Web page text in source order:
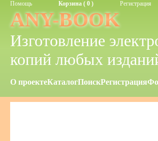
Помощь Корзина ( 0 ) Регистрация
ANY-BOOK
Изготовление
копий любых
О проектеКаталогПоискРегистрация